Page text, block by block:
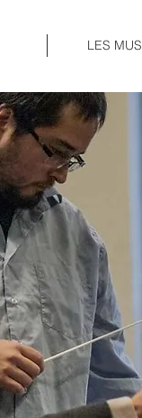
LES